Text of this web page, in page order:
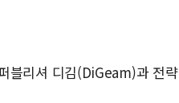
블리셔 디김(DiGeam)과 전략